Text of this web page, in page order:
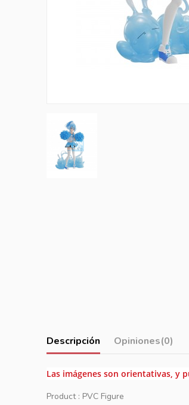
Descripción Opiniones(0)
Las imágenes son orientativas, y
Product : PVC Figure